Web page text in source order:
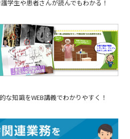
学生や患者さんが読んでもわかる！
な知識をWEB講義でわかりやすく！